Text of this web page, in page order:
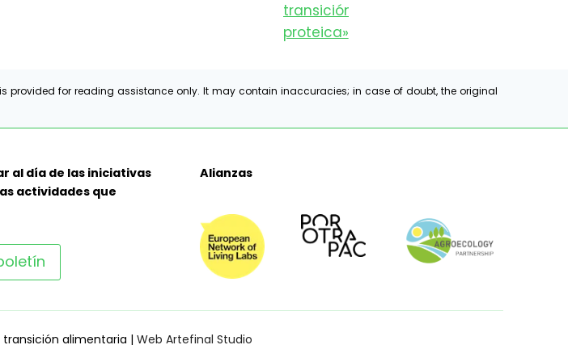
provided for reading assistance only. It may contain inaccuracies; in case of doubt, the original
al día de las iniciativas
actividades que
Alianzas
alimentaria | Web Artefinal Studio